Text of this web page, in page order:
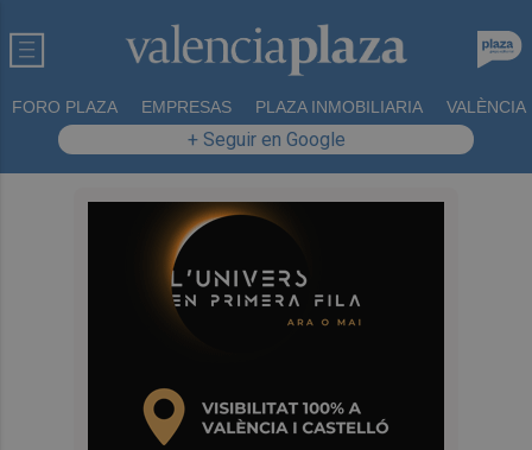
FORO PLAZA EMPRESAS PLAZA INMOBILIARIA VALÈNCIA
+ Seguir en Google